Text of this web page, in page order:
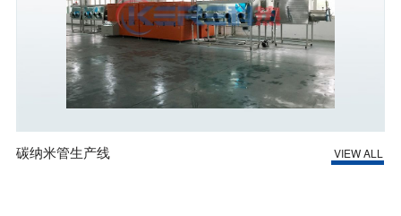
碳纳米管生产线 VIEW ALL